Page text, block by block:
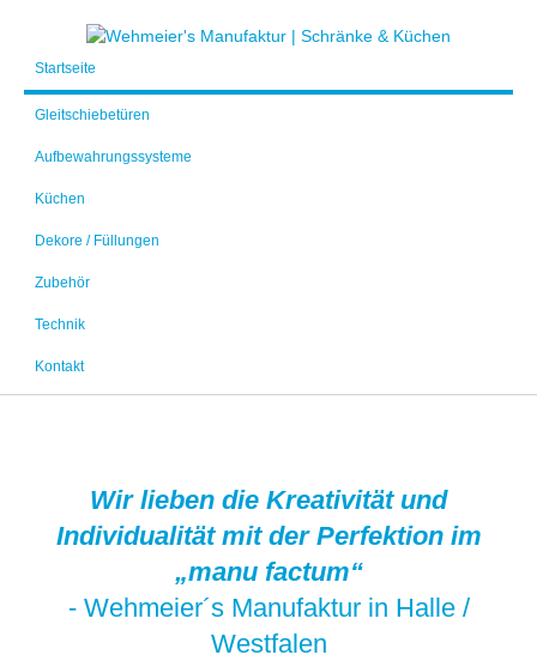
Startseite
Gleitschiebetüren
Aufbewahrungssysteme
Küchen
Dekore / Füllungen
Zubehör
Technik
Kontakt
Wir lieben die Kreativität und
Individualität mit der Perfektion im
„manu factum“
- Wehmeier´s Manufaktur in Halle /
Westfalen